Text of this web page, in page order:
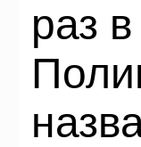
раз